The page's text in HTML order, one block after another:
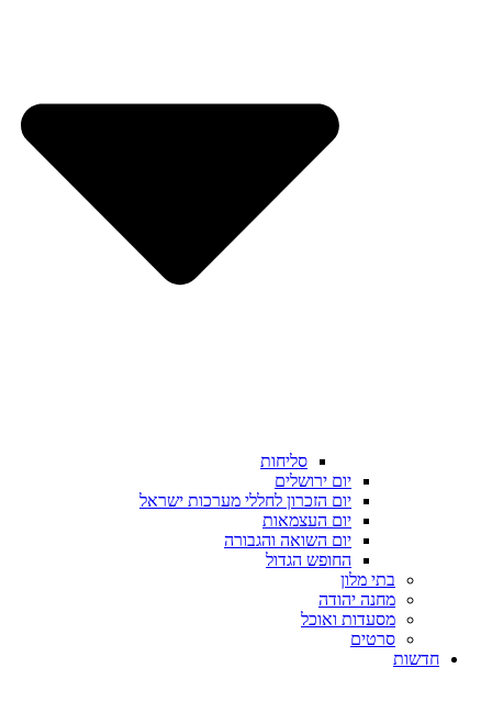
סליחות
יום ירושלים
יום הזכרון לחללי מערכות ישראל
יום העצמאות
יום השואה והגבורה
החופש הגדול
בתי מלון
מחנה יהודה
מסעדות ואוכל
סרטים
חדשות